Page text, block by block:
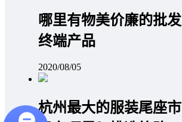
哪里有物美价廉的批发
终端产品
2020/08/05
杭州最大的服装尾座市